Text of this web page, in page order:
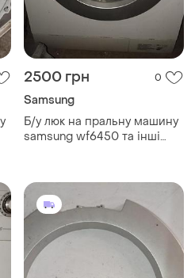
2500 грн 0
Samsung
Б/у люк на пральну машину
samsung wf6450 та інші